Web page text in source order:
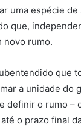
uma espécie
que,
novo rumo.
que
a unidade do
definir o rumo –
o prazo final